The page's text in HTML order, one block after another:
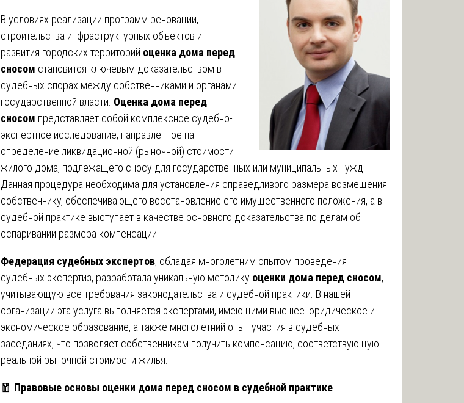
В условиях реализации программ реновации,
строительства инфраструктурных объектов и
развития городских территорий оценка дома перед
сносом становится ключевым доказательством в
судебных спорах между собственниками и органами
государственной власти. Оценка дома перед
сносом представляет собой комплексное судебно-
экспертное исследование, направленное на
определение ликвидационной (рыночной) стоимости
жилого дома, подлежащего сносу для государственных или муниципальных нужд.
Данная процедура необходима для установления справедливого размера возмещения
собственнику, обеспечивающего восстановление его имущественного положения, а в
судебной практике выступает в качестве основного доказательства по делам об
оспаривании размера компенсации.
Федерация судебных экспертов, обладая многолетним опытом проведения
судебных экспертиз, разработала уникальную методику оценки дома перед сносом,
учитывающую все требования законодательства и судебной практики. В нашей
организации эта услуга выполняется экспертами, имеющими высшее юридическое и
экономическое образование, а также многолетний опыт участия в судебных
заседаниях, что позволяет собственникам получить компенсацию, соответствующую
реальной рыночной стоимости жилья.
🧧 Правовые основы оценки дома перед сносом в судебной практике